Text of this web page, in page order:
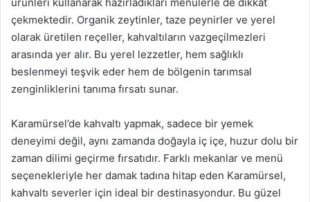
çekmektedir. Organik zeytinler, taze peynirler ve yerel
olarak üretilen reçeller, kahvaltıların vazgeçilmezleri
arasında yer alır. Bu yerel lezzetler, hem sağlıklı
beslenmeyi teşvik eder hem de bölgenin tarımsal
zenginliklerini tanıma fırsatı sunar.
Karamürsel’de kahvaltı yapmak, sadece bir yemek
deneyimi değil, aynı zamanda doğayla iç içe, huzur dolu bir
zaman dilimi geçirme fırsatıdır. Farklı mekanlar ve menü
seçenekleriyle her damak tadına hitap eden Karamürsel,
kahvaltı severler için ideal bir destinasyondur. Bu güzel